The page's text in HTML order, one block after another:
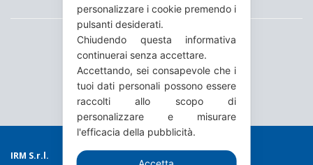
IRM S.r.l.
personalizzare i cookie premendo i
pulsanti desiderati.
Chiudendo questa informativa
continuerai senza accettare.
Accettando, sei consapevole che i
tuoi dati personali possono essere
raccolti allo scopo di
personalizzare e misurare
l'efficacia della pubblicità.